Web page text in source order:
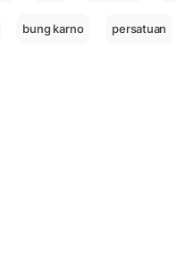
bung karno persatuan